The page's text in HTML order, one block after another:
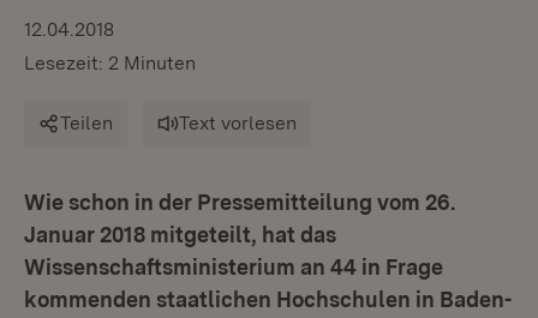
12.04.2018
Lesezeit: 2 Minuten
Teilen Text vorlesen
Wie schon in der Pressemitteilung vom 26.
Januar 2018 mitgeteilt, hat das
Wissenschaftsministerium an 44 in Frage
kommenden staatlichen Hochschulen in Baden-